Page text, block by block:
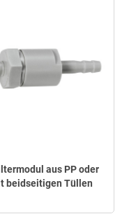
aus PP oder
beidseitigen Tüllen